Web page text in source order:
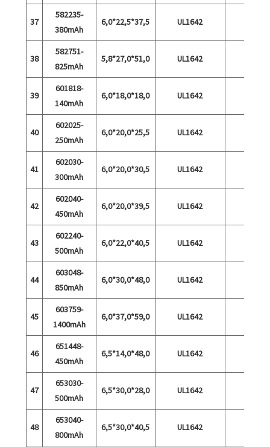
37
582235-
380mAh
6,0*22,5*37,5 UL1642
38
582751-
825mAh
5,8*27,0*51,0 UL1642
39
601818-
140mAh
6,0*18,0*18,0 UL1642
40
602025-
250mAh
6,0*20,0*25,5 UL1642
41
602030-
300mAh
6,0*20,0*30,5 UL1642
42
602040-
450mAh
6,0*20,0*39,5 UL1642
43
602240-
500mAh
6,0*22,0*40,5 UL1642
44
603048-
850mAh
6,0*30,0*48,0 UL1642
45
603759-
1400mAh
6,0*37,0*59,0 UL1642
46
651448-
450mAh
6,5*14,0*48,0 UL1642
47
653030-
500mAh
6,5*30,0*28,0 UL1642
48
653040-
800mAh
6,5*30,0*40,5 UL1642